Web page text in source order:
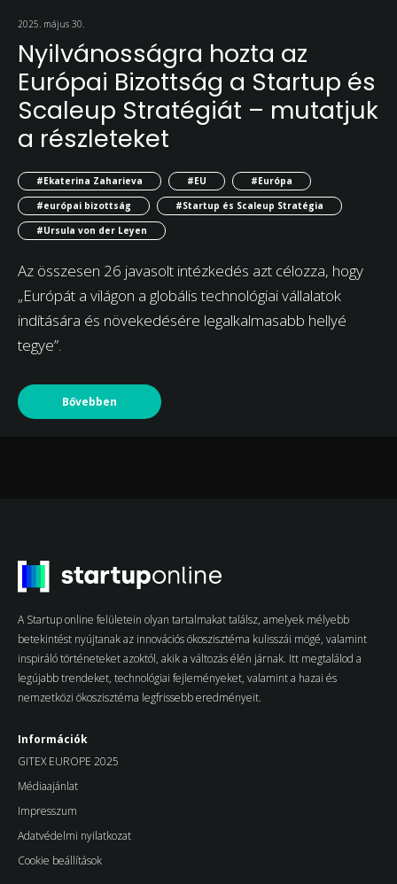
2025. május 30.
Nyilvánosságra hozta az
Európai Bizottság a Startup és
Scaleup Stratégiát – mutatjuk
a részleteket
#Ekaterina Zaharieva #EU
#Európa
#európai bizottság
#Startup és Scaleup Stratégia
#Ursula von der Leyen
Az összesen 26 javasolt intézkedés azt célozza, hogy
„Európát a világon a globális technológiai vállalatok
indítására és növekedésére legalkalmasabb hellyé
tegye”.
Bővebben
A Startup online felületein olyan tartalmakat találsz, amelyek mélyebb
betekintést nyújtanak az innovációs ökoszisztéma kulisszái mögé, valamint
inspiráló történeteket azoktól, akik a változás élén járnak. Itt megtalálod a
legújabb trendeket, technológiai fejleményeket, valamint a hazai és
nemzetközi ökoszisztéma legfrissebb eredményeit.
Információk
GITEX EUROPE 2025
Médiaajánlat
Impresszum
Adatvédelmi nyilatkozat
Cookie beállítások